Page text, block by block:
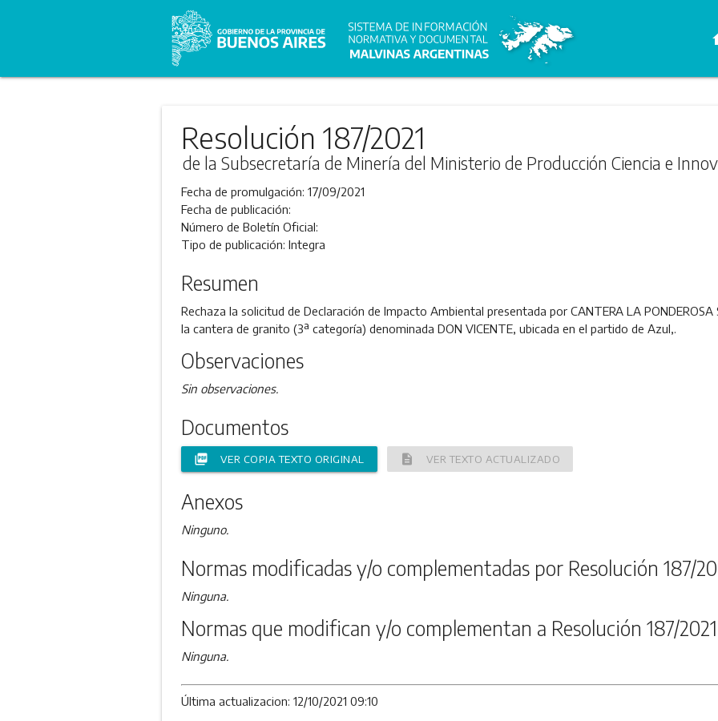
Resolución 187/2021
de la Subsecretaría de Minería del Ministerio de Producción Ciencia e
Fecha de promulgación: 17/09/2021
Fecha de publicación:
Número de Boletín Oficial:
Tipo de publicación: Integra
Resumen
Rechaza la solicitud de Declaración de Impacto Ambiental presentada por CANTERA LA
la cantera de granito (3ª categoría) denominada DON VICENTE, ubicada en el partido de Azul,.
Observaciones
Sin observaciones.
Documentos
picture_as_pdf VER COPIA TEXTO ORIGINAL description VER TEXTO ACTUALIZADO
Anexos
Ninguno.
Normas modificadas y/o complementadas por Resolución 187/
Ninguna.
Normas que modifican y/o complementan a Resolución 187/2021
Ninguna.
Última actualizacion: 12/10/2021 09:10